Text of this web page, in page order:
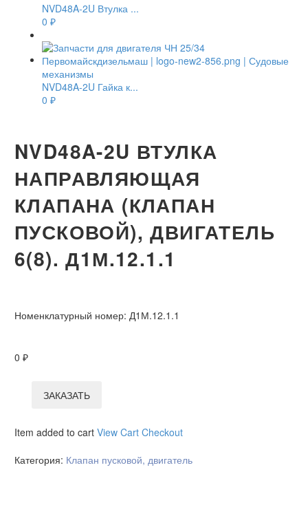
NVD48A-2U Втулка ...
0 ₽
NVD48A-2U Гайка к...
0 ₽
NVD48A-2U ВТУЛКА
НАПРАВЛЯЮЩАЯ
КЛАПАНА (КЛАПАН
ПУСКОВОЙ), ДВИГАТЕЛЬ
6(8). Д1М.12.1.1
Номенклатурный номер: Д1М.12.1.1
0 ₽
ЗАКАЗАТЬ
Item added to cart View Cart Checkout
Категория: Клапан пусковой, двигатель